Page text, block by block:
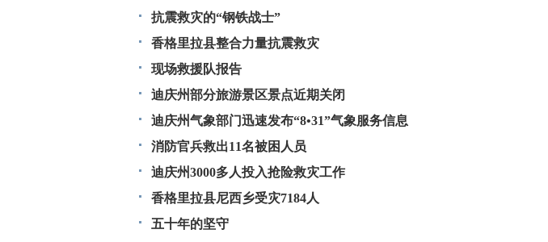
抗震救灾的“钢铁战士”
香格里拉县整合力量抗震救灾
现场救援队报告
迪庆州部分旅游景区景点近期关闭
迪庆州气象部门迅速发布“8•31”气象服务信息
消防官兵救出11名被困人员
迪庆州3000多人投入抢险救灾工作
香格里拉县尼西乡受灾7184人
五十年的坚守